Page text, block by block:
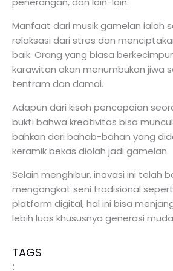
Manfaat dari musik gamelan ialah
relaksasi dari stres dan
baik. Orang yang biasa
karawitan akan menumbukan jiwa
tentram dan damai.
Adapun dari kisah pencapaian
bukti bahwa kreativitas bisa
bahkan dari bahab-bahan yang
keramik bekas diolah jadi gamelan.
Selain menghibur, inovasi ini telah
mengangkat seni tradisional
platform digital, hal ini bisa
lebih luas khususnya generasi
TAGS
: